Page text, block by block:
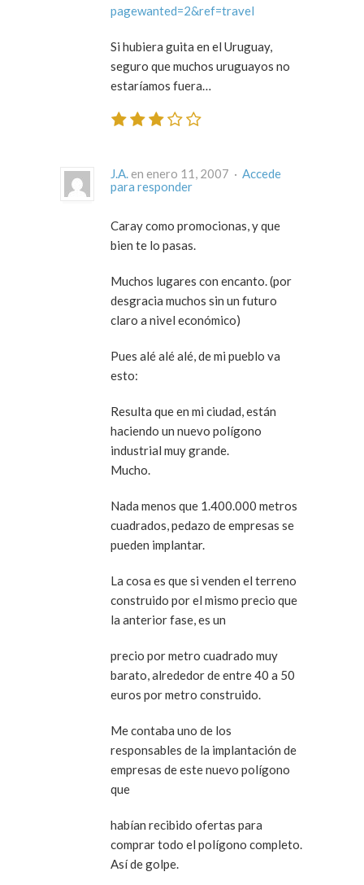
pagewanted=2&ref=travel
Si hubiera guita en el Uruguay,
seguro que muchos uruguayos no
estaríamos fuera…
J.A. en enero 11, 2007 · Accede
para responder
Caray como promocionas, y que
bien te lo pasas.
Muchos lugares con encanto. (por
desgracia muchos sin un futuro
claro a nivel económico)
Pues alé alé alé, de mi pueblo va
esto:
Resulta que en mi ciudad, están
haciendo un nuevo polígono
industrial muy grande.
Mucho.
Nada menos que 1.400.000 metros
cuadrados, pedazo de empresas se
pueden implantar.
La cosa es que si venden el terreno
construido por el mismo precio que
la anterior fase, es un
precio por metro cuadrado muy
barato, alrededor de entre 40 a 50
euros por metro construido.
Me contaba uno de los
responsables de la implantación de
empresas de este nuevo polígono
que
habían recibido ofertas para
comprar todo el polígono completo.
Así de golpe.